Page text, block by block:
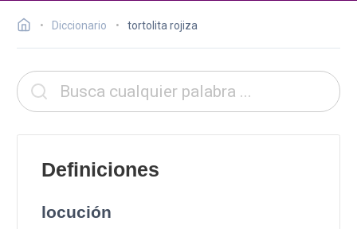
Diccionario tortolita rojiza
Definiciones
locución